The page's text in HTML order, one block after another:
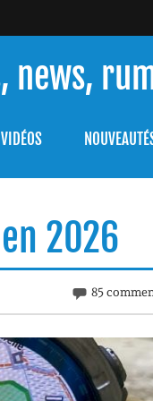
news,
VIDÉOS
2026
85